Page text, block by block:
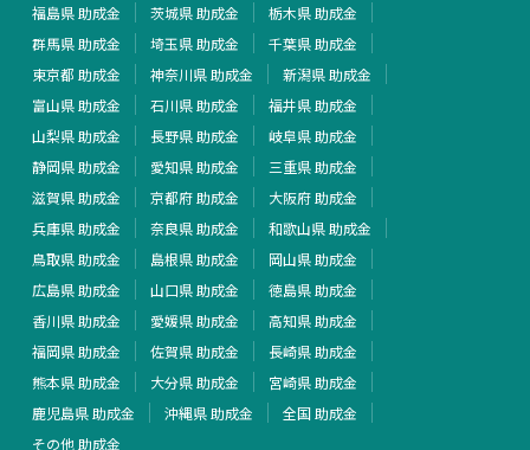
福島県 助成金
茨城県 助成金
栃木県 助成金
群馬県 助成金
埼玉県 助成金
千葉県 助成金
東京都 助成金
神奈川県 助成金
新潟県 助成金
富山県 助成金
石川県 助成金
福井県 助成金
山梨県 助成金
長野県 助成金
岐阜県 助成金
静岡県 助成金
愛知県 助成金
三重県 助成金
滋賀県 助成金
京都府 助成金
大阪府 助成金
兵庫県 助成金
奈良県 助成金
和歌山県 助成金
鳥取県 助成金
島根県 助成金
岡山県 助成金
広島県 助成金
山口県 助成金
徳島県 助成金
香川県 助成金
愛媛県 助成金
高知県 助成金
福岡県 助成金
佐賀県 助成金
長崎県 助成金
熊本県 助成金
大分県 助成金
宮崎県 助成金
鹿児島県 助成金
沖縄県 助成金
全国 助成金
その他 助成金